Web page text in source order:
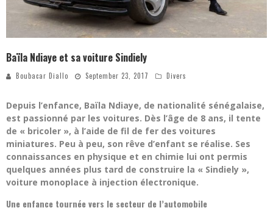
Baïla Ndiaye et sa voiture Sindiely
Boubacar Diallo September 23, 2017 Divers
Depuis l’enfance, Baïla Ndiaye, de nationalité sénégalaise,
est passionné par les voitures. Dès l’âge de 8 ans, il tente
de « bricoler », à l’aide de fil de fer des voitures
miniatures. Peu à peu, son rêve d’enfant se réalise. Ses
connaissances en physique et en chimie lui ont permis
quelques années plus tard de construire la « Sindiely »,
voiture monoplace à injection électronique.
Une enfance tournée vers le secteur de l’automobile